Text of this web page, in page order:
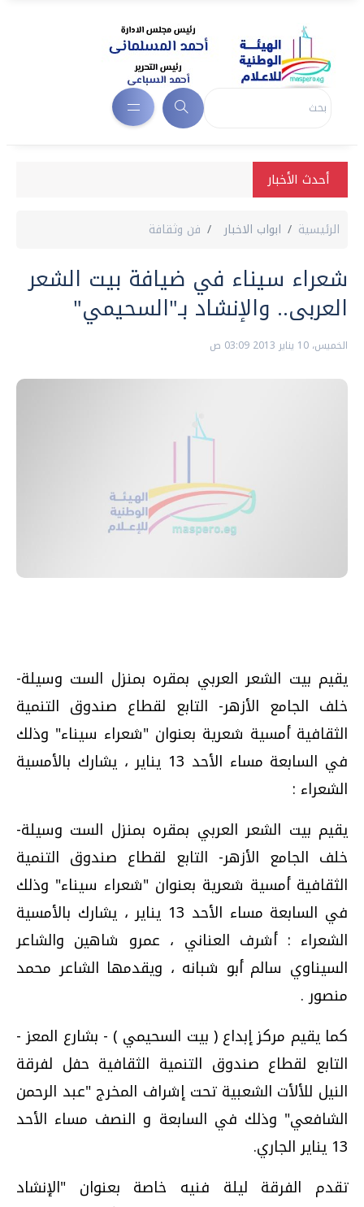
أحدث الأخبار
الرئيسية ابواب الاخبار فن وثقافة
شعراء سيناء في ضيافة بيت الشعر
العربى.. والإنشاد بـ"السحيمي"
الخميس، 10 يناير 2013 03:09 ص
يقيم بيت الشعر العربي بمقره بمنزل الست وسيلة-
خلف الجامع الأزهر- التابع لقطاع صندوق التنمية
الثقافية أمسية شعرية بعنوان "شعراء سيناء" وذلك
في السابعة مساء الأحد 13 يناير ، يشارك بالأمسية
الشعراء :
يقيم بيت الشعر العربي بمقره بمنزل الست وسيلة-
خلف الجامع الأزهر- التابع لقطاع صندوق التنمية
الثقافية أمسية شعرية بعنوان "شعراء سيناء" وذلك
في السابعة مساء الأحد 13 يناير ، يشارك بالأمسية
الشعراء : أشرف العناني ، عمرو شاهين والشاعر
السيناوي سالم أبو شبانه ، ويقدمها الشاعر محمد
منصور .
كما يقيم مركز إبداع ( بيت السحيمي ) - بشارع المعز -
التابع لقطاع صندوق التنمية الثقافية حفل لفرقة
النيل للألأت الشعبية تحت إشراف المخرج "عبد الرحمن
الشافعي" وذلك في السابعة و النصف مساء الأحد
13 يناير الجاري.
تقدم الفرقة ليلة فنيه خاصة بعنوان "الإنشاد